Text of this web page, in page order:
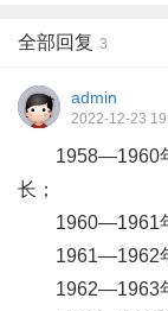
全部回复 3
admin
2022-12-23
1958—1960年
长；
1960—1961年
1961—1962年
1962—1963年